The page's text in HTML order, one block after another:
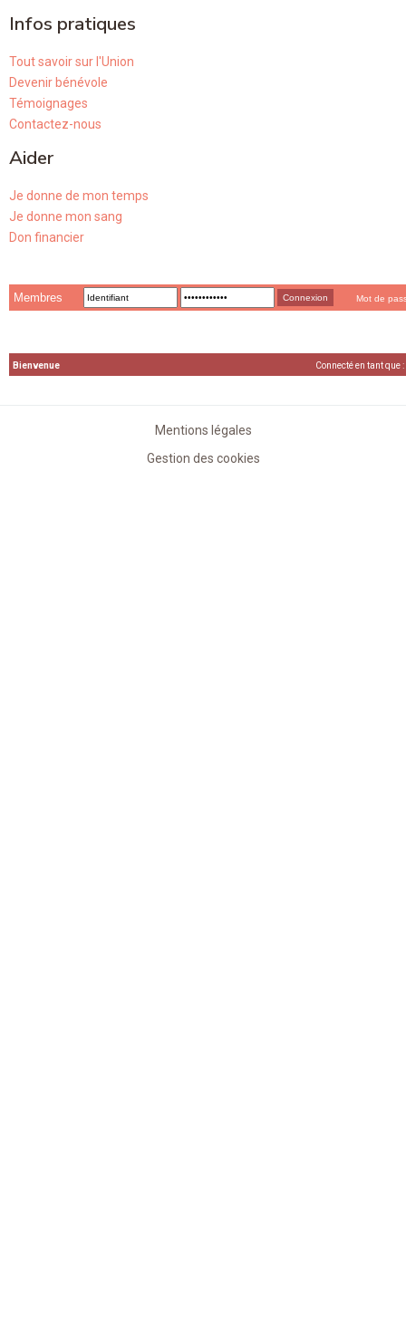
Infos pratiques
Tout savoir sur l'Union
Devenir bénévole
Témoignages
Contactez-nous
Aider
Je donne de mon temps
Je donne mon sang
Don financier
Membres Mot de
Bienvenue Connecté en tant que :
Mentions légales
Gestion des cookies